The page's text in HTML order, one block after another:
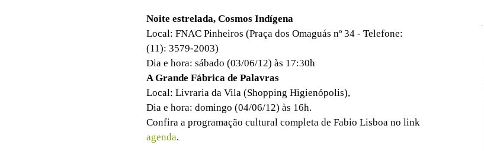
Noite estrelada, Cosmos Indígena
Local: FNAC Pinheiros (Praça dos Omaguás nº 34 - Telefone:
(11): 3579-2003)
Dia e hora: sábado (03/06/12) às 17:30h
A Grande Fábrica de Palavras
Local: Livraria da Vila (Shopping Higienópolis),
Dia e hora: domingo (04/06/12) às 16h.
Confira a programação cultural completa de Fabio Lisboa no link
agenda.